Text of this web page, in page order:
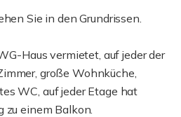
Sie in den Grundrissen.
Haus vermietet, auf jeder der
große Wohnküche,
WC, auf jeder Etage hat
zu einem Balkon.